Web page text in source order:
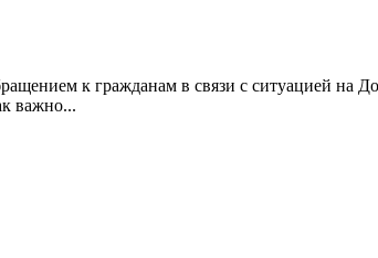
к гражданам в связи с ситуацией на
важно...